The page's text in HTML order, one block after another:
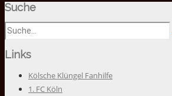
Suche
Links
Kölsche Klüngel Fanhilfe
1. FC Köln